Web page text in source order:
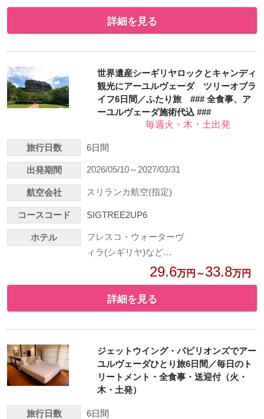
詳細を見る
世界遺産シーギリヤロックとキャンディ
観光にアーユルヴェーダ ツリーオブラ
イフ6日間／ふたり旅 ### 全食事、ア
ーユルヴェーダ施術代込 ###
毎週火・木・土出発
旅行日数 6日間
出発期間 2026/05/10～2027/03/31
航空会社 スリランカ航空(指定)
コースコード SIGTREE2UP6
ホテル
フレスコ・ウォーターヴ
ィラ(シギリヤ)など…
29.6万円～33.8万円
詳細を見る
ジェットウイング・パビリオンズでアー
ユルヴェーダひとり旅6日間／毎日のト
リートメント・全食事・送迎付（火・
木・土発）
旅行日数 6日間